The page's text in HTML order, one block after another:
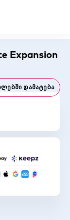
Expansion
Დამატება